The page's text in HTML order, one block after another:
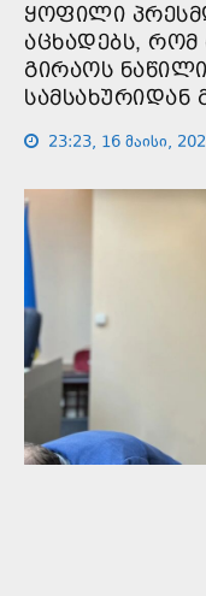
ᲧᲝᲤᲘᲚᲘ
ᲐᲪᲮᲐᲓᲔᲑᲡ, ᲠᲝᲛ
ᲒᲘᲠᲐᲝᲡ
ᲡᲐᲛᲡᲐᲮᲣᲠᲘᲓᲐᲜ
23:23, 16 მაისი,